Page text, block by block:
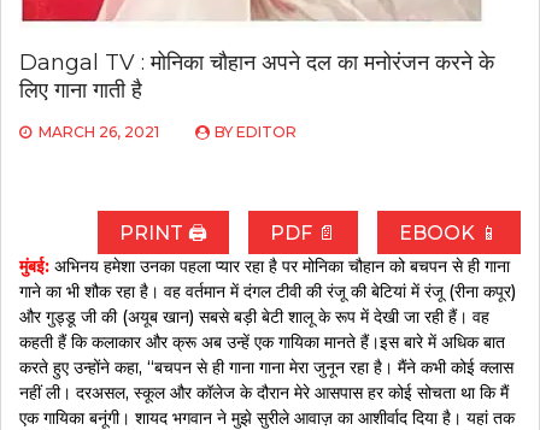
Dangal TV : मोनिका चौहान अपने दल का मनोरंजन करने के
लिए गाना गाती है
MARCH 26, 2021 BY EDITOR
PRINT 🖨 PDF 📄 EBOOK 📱
मुंबई: अभिनय हमेशा उनका पहला प्यार रहा है पर मोनिका चौहान को बचपन से ही गाना
गाने का भी शौक रहा है। वह वर्तमान में दंगल टीवी की रंजू की बेटियां में रंजू (रीना कपूर)
और गुड्डू जी की (अयूब खान) सबसे बड़ी बेटी शालू के रूप में देखी जा रही हैं। वह
कहती हैं कि कलाकार और क्रू अब उन्हें एक गायिका मानते हैं।इस बारे में अधिक बात
करते हुए उन्होंने कहा, “बचपन से ही गाना गाना मेरा जुनून रहा है। मैंने कभी कोई क्लास
नहीं ली। दरअसल, स्कूल और कॉलेज के दौरान मेरे आसपास हर कोई सोचता था कि मैं
एक गायिका बनूंगी। शायद भगवान ने मुझे सुरीले आवाज़ का आशीर्वाद दिया है। यहां तक